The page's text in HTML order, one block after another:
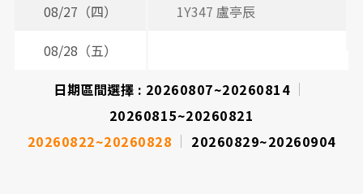
08/27（四）
1Y347 盧亭辰
08/28（五）
日期區間選擇 : 20260807~20260814
20260815~20260821
20260822~20260828
20260829~20260904